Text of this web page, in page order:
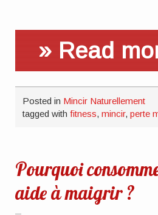
» Read
Posted in Mincir Naturellement
tagged withfitness,mincir,perte
Pourquoi
aide à maigrir ?